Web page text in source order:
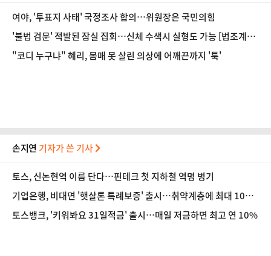
여야, '투표지 사태' 국정조사 합의…위원장은 국민의힘
'불법 검문' 적발된 잠실 집회…신체 수색시 실형도 가능 [법조계에
물어보니 730]
"코디 누구냐" 혜리, 몸매 못 살린 의상에 어깨끈까지 '툭'
손지연 기자가 쓴 기사
토스, 신논현역 이름 단다…핀테크 첫 지하철 역명 병기
기업은행, 비대면 '햇살론 특례보증' 출시…취약계층에 최대 1000
만원 지원
토스뱅크, '키워봐요 31일적금' 출시…매일 저금하면 최고 연 10%